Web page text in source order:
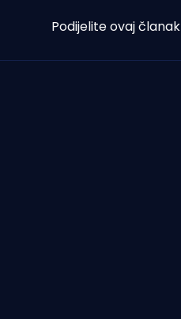
Podijelite ovaj članak